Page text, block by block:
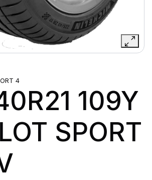
4
109Y
SPORT